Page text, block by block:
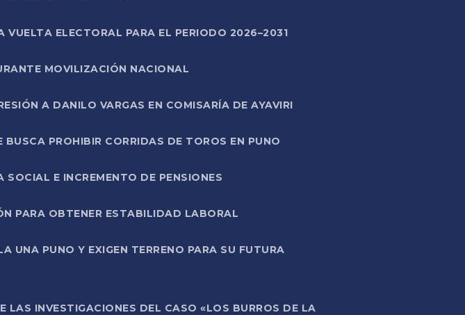
VUELTA ELECTORAL PARA EL PERIODO 2026–2031
MOVILIZACIÓN NACIONAL
A DANILO VARGAS EN COMISARÍA DE AYAVIRI
PROHIBIR CORRIDAS DE TOROS EN PUNO
E INCREMENTO DE PENSIONES
PARA OBTENER ESTABILIDAD LABORAL
UNA PUNO Y EXIGEN TERRENO PARA SU FUTURA
LAS INVESTIGACIONES DEL CASO «LOS BURROS DE LA